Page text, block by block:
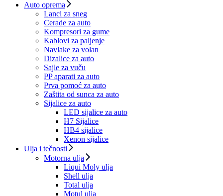
Auto oprema
Lanci za sneg
Cerade za auto
Kompresori za gume
Kablovi za paljenje
Navlake za volan
Dizalice za auto
Sajle za vuču
PP aparati za auto
Prva pomoć za auto
Zaštita od sunca za auto
Sijalice za auto
LED sijalice za auto
H7 Sijalice
HB4 sijalice
Xenon sijalice
Ulja i tečnosti
Motorna ulja
Liqui Moly ulja
Shell ulja
Total ulja
Motul ulja